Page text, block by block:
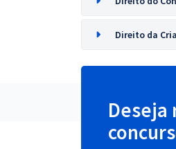
Direito da
Deseja